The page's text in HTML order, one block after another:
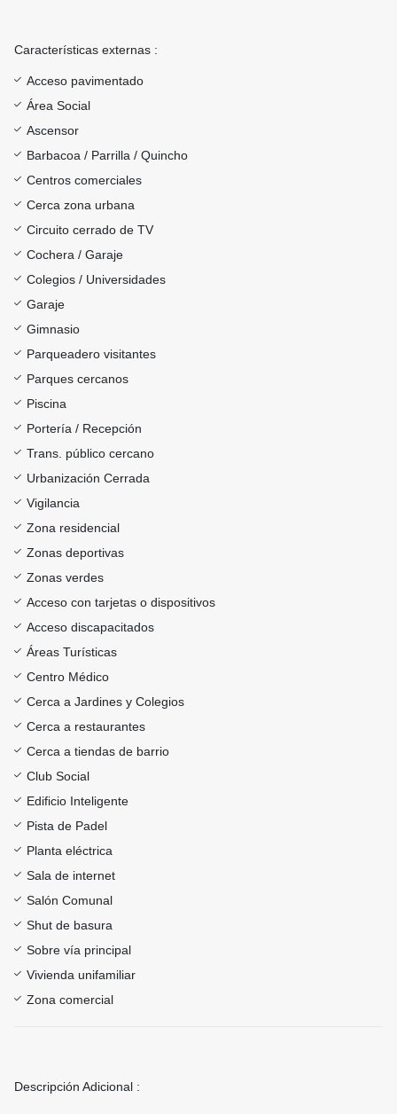
Características externas :
Acceso pavimentado
Área Social
Ascensor
Barbacoa / Parrilla / Quincho
Centros comerciales
Cerca zona urbana
Circuito cerrado de TV
Cochera / Garaje
Colegios / Universidades
Garaje
Gimnasio
Parqueadero visitantes
Parques cercanos
Piscina
Portería / Recepción
Trans. público cercano
Urbanización Cerrada
Vigilancia
Zona residencial
Zonas deportivas
Zonas verdes
Acceso con tarjetas o dispositivos
Acceso discapacitados
Áreas Turísticas
Centro Médico
Cerca a Jardines y Colegios
Cerca a restaurantes
Cerca a tiendas de barrio
Club Social
Edificio Inteligente
Pista de Padel
Planta eléctrica
Sala de internet
Salón Comunal
Shut de basura
Sobre vía principal
Vivienda unifamiliar
Zona comercial
Descripción Adicional :